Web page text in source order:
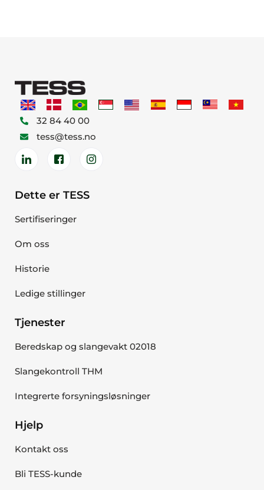
32 84 40 00
tess@tess.no
Dette er TESS
Sertifiseringer
Om oss
Historie
Ledige stillinger
Tjenester
Beredskap og slangevakt 02018
Slangekontroll THM
Integrerte forsyningsløsninger
Hjelp
Kontakt oss
Bli TESS-kunde